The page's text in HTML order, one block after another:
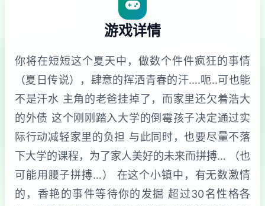
游戏详情
你将在短短这个夏天中，做数个件件疯狂的事情
（夏日传说），肆意的挥洒青春的汗….呃..可也能
不是汗水 主角的老爸挂掉了，而家里还欠着浩大
的外债 这个刚刚踏入大学的倒霉孩子决定通过实
际行动减轻家里的负担 与此同时，也要尽量不落
下大学的课程，为了家人美好的未来而拼搏… （也
可能用腰子拼搏…） 在这个小镇中，有无数激情
的，香艳的事件等待你的发掘 超过30名性格各